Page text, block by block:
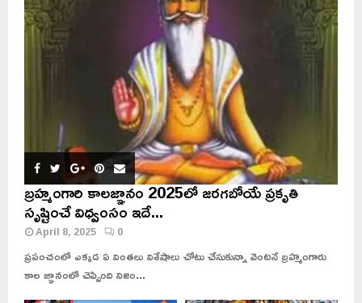
బ్రహ్మంగారి కాలజ్ఞానం 2025లో జరగబోయే ప్రకృతి
సృష్టించే విధ్వంసం ఇదే...
April 8, 2025 0
ప్రపంచంలో ఎక్కడ ఏ వింతలు విశేషాలు చోటు చేసుకున్నా వెంటనే బ్రహ్మంగారు
కాల జ్ఞానంలో చెప్పింది నిజం...